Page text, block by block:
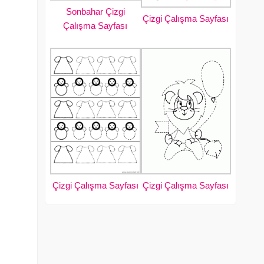
Sonbahar Çizgi
Çalışma Sayfası
Çizgi Çalışma Sayfası
Çizgi Çalışma Sayfası Çizgi Çalışma Sayfası